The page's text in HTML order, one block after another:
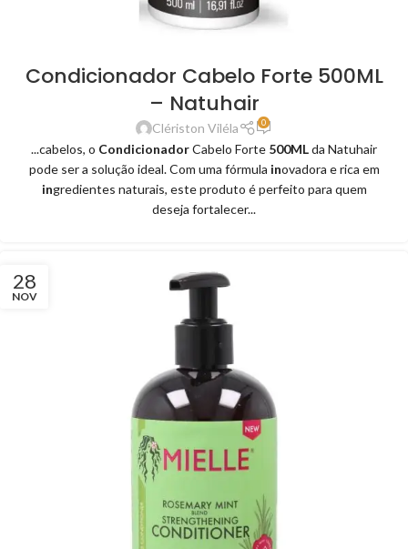
Condicionador Cabelo Forte 500ML
– Natuhair
Clériston Viléla 0
...cabelos, o CondicionadorCabelo Forte 500MLda Natuhair
pode ser a solução ideal. Com uma fórmula inovadora e rica em
ingredientes naturais, este produto é perfeito para quem
deseja fortalecer...
28
NOV